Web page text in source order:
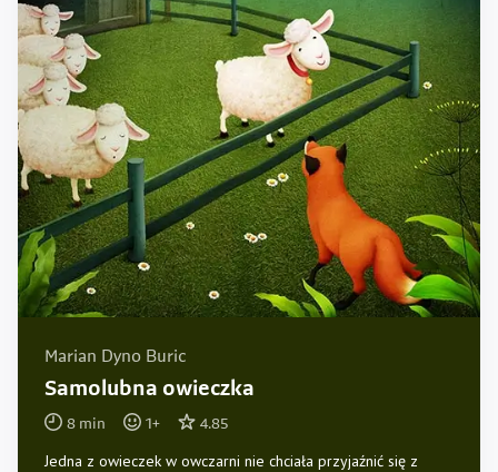
Marian Dyno Buric
Samolubna owieczka
8 min 1+ 4.85
Jedna z owieczek w owczarni nie chciała przyjaźnić się z